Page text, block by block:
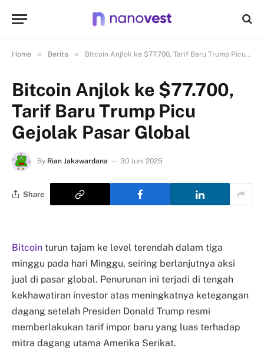
Home » Berita » Bitcoin Anjlok ke $77.700, Tarif Baru Trump Picu Gejolak Pasar Global
Bitcoin Anjlok ke $77.700,
Tarif Baru Trump Picu
Gejolak Pasar Global
By Rian Jakawardana 30 Juni 2025
Share
Bitcoin turun tajam ke level terendah dalam tiga
minggu pada hari Minggu, seiring berlanjutnya aksi
jual di pasar global. Penurunan ini terjadi di tengah
kekhawatiran investor atas meningkatnya ketegangan
dagang setelah Presiden Donald Trump resmi
memberlakukan tarif impor baru yang luas terhadap
mitra dagang utama Amerika Serikat.